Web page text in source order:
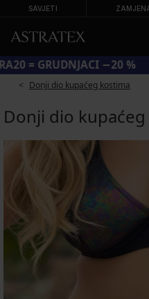
SAVJETI
KOD BRA20 =
Donji dio kupaćeg kostima
Donji dio